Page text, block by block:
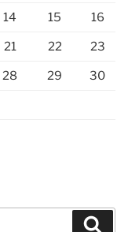
14 15 16
21 22 23
28 29 30